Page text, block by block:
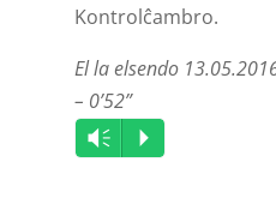
Kontrolĉambro.
El la elsendo
– 0’52”
Audio
Player
Vm P